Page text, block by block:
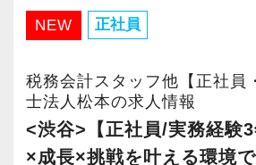
り、今年4月に復帰して週4日
子どもが熱を出したりしてもす
もらえるので、小さな子ども
いです。
パート仲間が10人ほどいて子
ため、快くサポートしてもら
さらに2022年12月には「柏オ
し、2025年には大阪オフィス
事業拡大を続けています。
安定性抜群の環境で自己成長を
社員の持つ「やる・やりたい
NEW 正社員
税務会計スタッフ他【正社員
士法人松本の求人情報
<渋谷>【正社員/実務経験
×成長×挑戦を叶える環境